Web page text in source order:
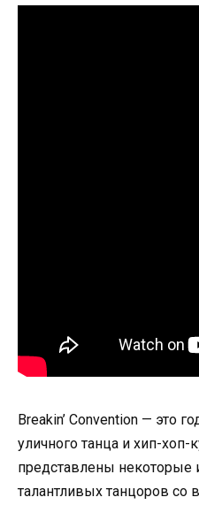
Breakin’ Convention — это
уличного танца и хип-хоп-
представлены некоторые
талантливых танцоров со